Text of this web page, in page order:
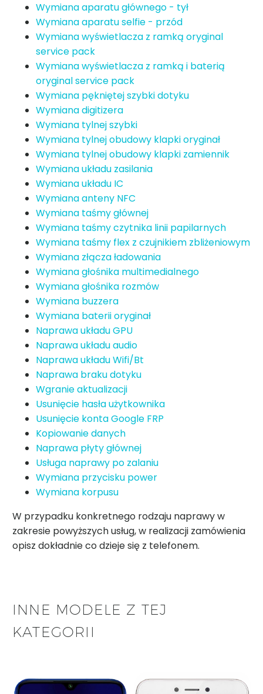
Wymiana aparatu głównego - tył
Wymiana aparatu selfie - przód
Wymiana wyświetlacza z ramką oryginal
service pack
Wymiana wyświetlacza z ramką i baterią
oryginal service pack
Wymiana pękniętej szybki dotyku
Wymiana digitizera
Wymiana tylnej szybki
Wymiana tylnej obudowy klapki oryginał
Wymiana tylnej obudowy klapki zamiennik
Wymiana układu zasilania
Wymiana układu IC
Wymiana anteny NFC
Wymiana taśmy głównej
Wymiana taśmy czytnika linii papilarnych
Wymiana taśmy flex z czujnikiem zbliżeniowym
Wymiana złącza ładowania
Wymiana głośnika multimedialnego
Wymiana głośnika rozmów
Wymiana buzzera
Wymiana baterii oryginał
Naprawa układu GPU
Naprawa układu audio
Naprawa układu Wifi/Bt
Naprawa braku dotyku
Wgranie aktualizacji
Usunięcie hasła użytkownika
Usunięcie konta Google FRP
Kopiowanie danych
Naprawa płyty głównej
Usługa naprawy po zalaniu
Wymiana przycisku power
Wymiana korpusu
W przypadku konkretnego rodzaju naprawy w
zakresie powyższych usług, w realizacji zamówienia
opisz dokładnie co dzieje się z telefonem.
INNE MODELE Z TEJ
KATEGORII